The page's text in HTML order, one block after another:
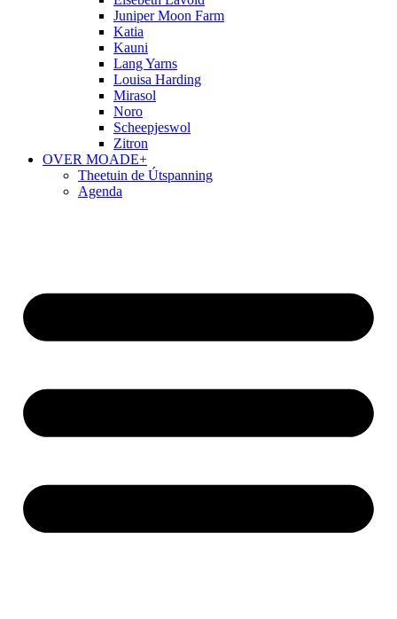
Juniper Moon Farm
Katia
Kauni
Lang Yarns
Louisa Harding
Mirasol
Noro
Scheepjeswol
Zitron
OVER MOADE+
Theetuin de Útspanning
Agenda